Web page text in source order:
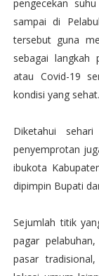
pengecekan
sampai di
tersebut guna
sebagai langkah
atau Covid-19
kondisi yang sehat.
Diketahui
penyemprotan
ibukota
dipimpin Bupati
Sejumlah titik
pagar
pasar